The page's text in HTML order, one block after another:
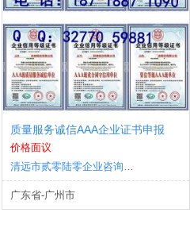
质量服务诚信AAA企业证书申报
价格面议
清远市贰零陆零企业咨询有限公司
广东省-广州市